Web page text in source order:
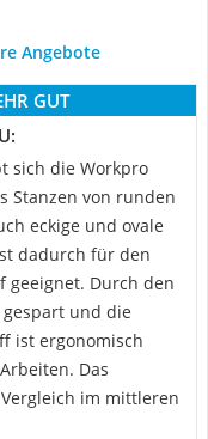
Angebote
GUT
sich die Workpro
Stanzen von runden
eckige und ovale
dadurch für den
geeignet. Durch den
und die
ist ergonomisch
Das
im mittleren